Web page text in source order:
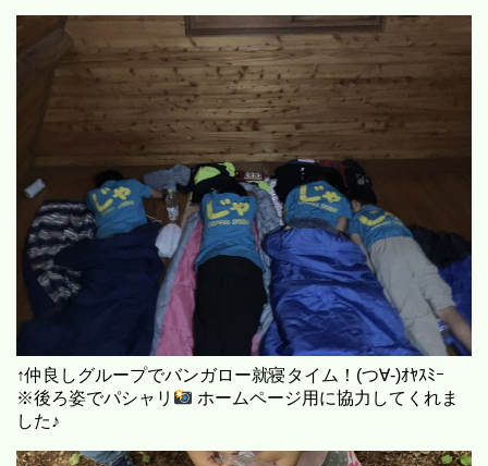
↑仲良しグループでバンガロー就寝タイム！(つ∀-)ｵﾔｽﾐｰ
※後ろ姿でパシャリ
ホームページ用に協力してくれま
した♪